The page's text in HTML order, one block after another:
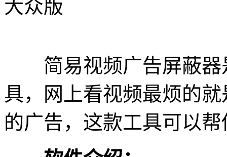
简易视频广告屏蔽器
具，网上看视频最烦的
的广告，这款工具可以